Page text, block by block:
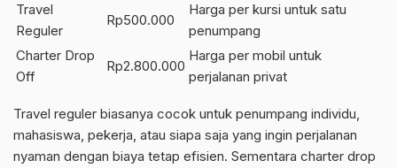
Travel
Reguler
Rp500.000
Harga per kursi untuk satu
penumpang
Charter Drop
Off
Rp2.800.000
Harga per mobil untuk
perjalanan privat
Travel reguler biasanya cocok untuk penumpang individu,
mahasiswa, pekerja, atau siapa saja yang ingin perjalanan
nyaman dengan biaya tetap efisien. Sementara charter drop